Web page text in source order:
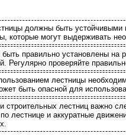
должны быть устойчивыми
которые могут выдерживать
правильно установлены на
Регулярно проверяйте
лестницы
быть опасной для
строительных лестниц важно
лестнице и аккуратные